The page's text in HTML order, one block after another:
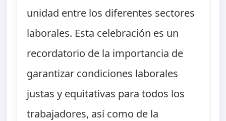
unidad entre los diferentes sectores
laborales. Esta celebración es un
recordatorio de la importancia de
garantizar condiciones laborales
justas y equitativas para todos los
trabajadores, así como de la